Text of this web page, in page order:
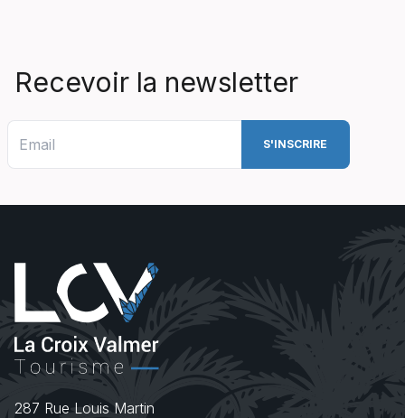
Recevoir la newsletter
287 Rue Louis Martin